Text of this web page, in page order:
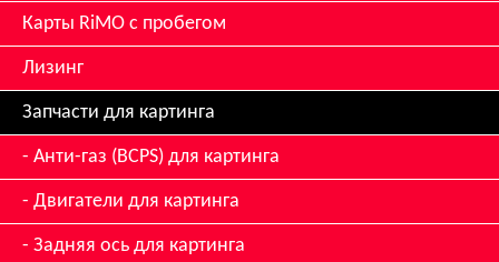
Карты RiMO с пробегом
Лизинг
Запчасти для картинга
Анти-газ (BCPS) для картинга
Двигатели для картинга
Задняя ось для картинга